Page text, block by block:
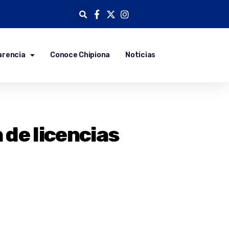
Conoce Chipiona Noticias
licencias